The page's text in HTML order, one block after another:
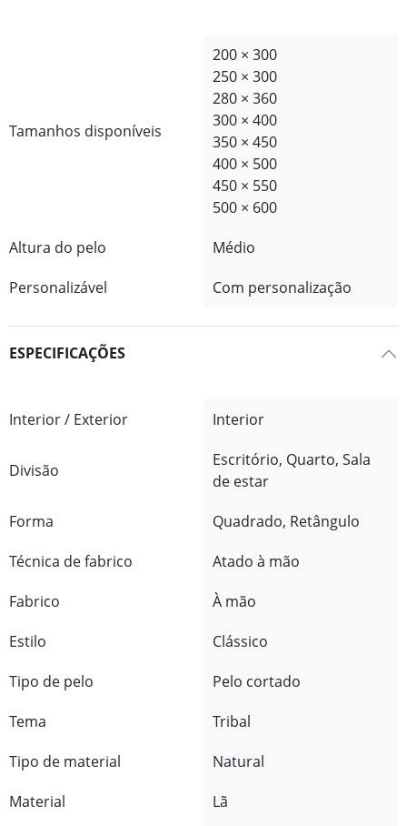
Tamanhos disponíveis
200 × 300
250 × 300
280 × 360
300 × 400
350 × 450
400 × 500
450 × 550
500 × 600
Altura do pelo
Médio
Personalizável
Com personalização
ESPECIFICAÇÕES
Interior / Exterior Interior
Divisão
Escritório, Quarto, Sala
de estar
Forma
Quadrado, Retângulo
Técnica de fabrico
Atado à mão
Fabrico
À mão
Estilo
Clássico
Tipo de pelo
Pelo cortado
Tema
Tribal
Tipo de material
Natural
Material
Lã